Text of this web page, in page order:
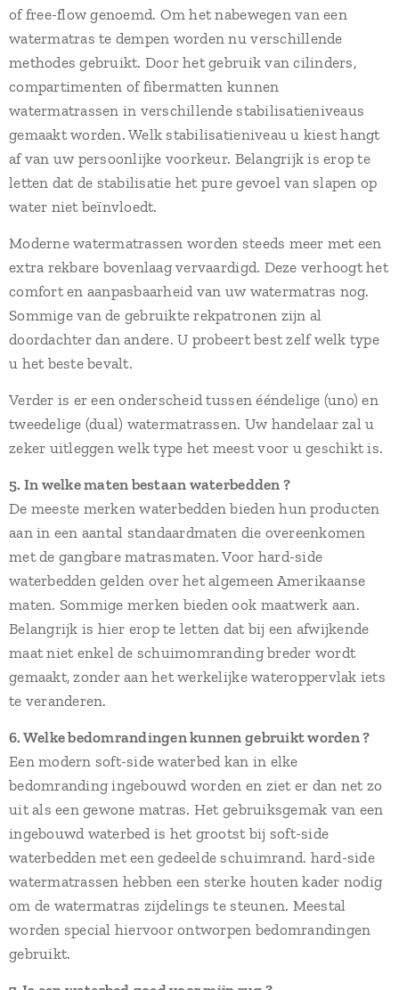
of free-flow genoemd. Om het nabewegen van een
watermatras te dempen worden nu verschillende
methodes gebruikt. Door het gebruik van cilinders,
compartimenten of fibermatten kunnen
watermatrassen in verschillende stabilisatieniveaus
gemaakt worden. Welk stabilisatieniveau u kiest hangt
af van uw persoonlijke voorkeur. Belangrijk is erop te
letten dat de stabilisatie het pure gevoel van slapen op
water niet beïnvloedt.
Moderne watermatrassen worden steeds meer met een
extra rekbare bovenlaag vervaardigd. Deze verhoogt het
comfort en aanpasbaarheid van uw watermatras nog.
Sommige van de gebruikte rekpatronen zijn al
doordachter dan andere. U probeert best zelf welk type
u het beste bevalt.
Verder is er een onderscheid tussen ééndelige (uno) en
tweedelige (dual) watermatrassen. Uw handelaar zal u
zeker uitleggen welk type het meest voor u geschikt is.
5. In welke maten bestaan waterbedden ?
De meeste merken waterbedden bieden hun producten
aan in een aantal standaardmaten die overeenkomen
met de gangbare matrasmaten. Voor hard-side
waterbedden gelden over het algemeen Amerikaanse
maten. Sommige merken bieden ook maatwerk aan.
Belangrijk is hier erop te letten dat bij een afwijkende
maat niet enkel de schuimomranding breder wordt
gemaakt, zonder aan het werkelijke wateroppervlak iets
te veranderen.
6. Welke bedomrandingen kunnen gebruikt worden ?
Een modern soft-side waterbed kan in elke
bedomranding ingebouwd worden en ziet er dan net zo
uit als een gewone matras. Het gebruiksgemak van een
ingebouwd waterbed is het grootst bij soft-side
waterbedden met een gedeelde schuimrand. hard-side
watermatrassen hebben een sterke houten kader nodig
om de watermatras zijdelings te steunen. Meestal
worden special hiervoor ontworpen bedomrandingen
gebruikt.